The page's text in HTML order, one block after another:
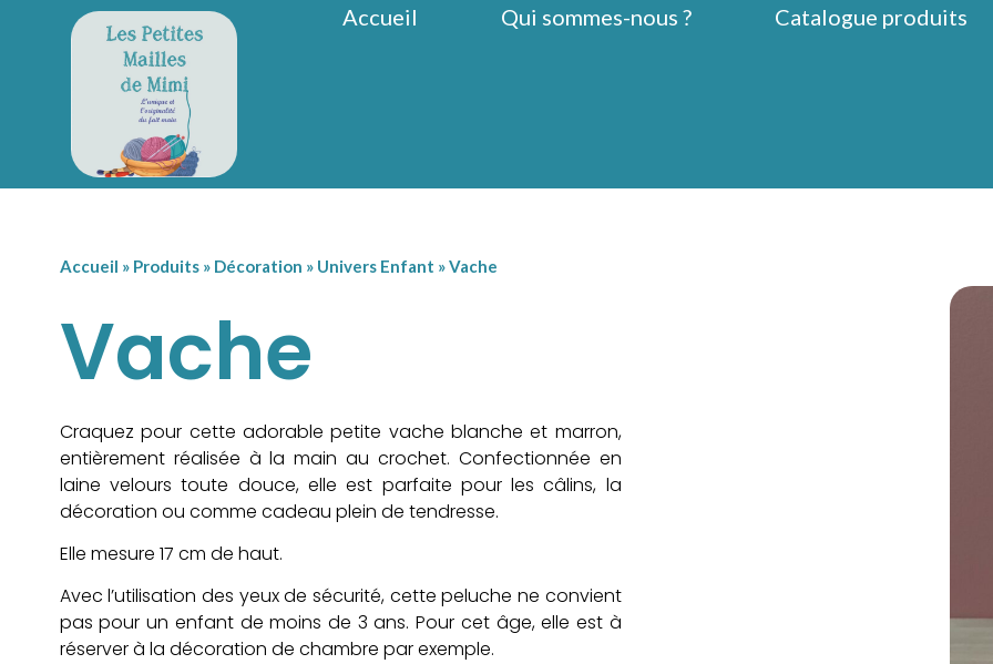
Accueil Qui sommes-nous ? Catalogue produits
Accueil » Produits» Décoration » Univers Enfant »Vache
Vache
Craquez pour cette adorable petite vache blanche et marron,
entièrement réalisée à la main au crochet. Confectionnée en
laine velours toute douce, elle est parfaite pour les câlins, la
décoration ou comme cadeau plein de tendresse.
Elle mesure 17 cm de haut.
Avec l’utilisation des yeux de sécurité, cette peluche ne convient
pas pour un enfant de moins de 3 ans. Pour cet âge, elle est à
réserver à la décoration de chambre par exemple.